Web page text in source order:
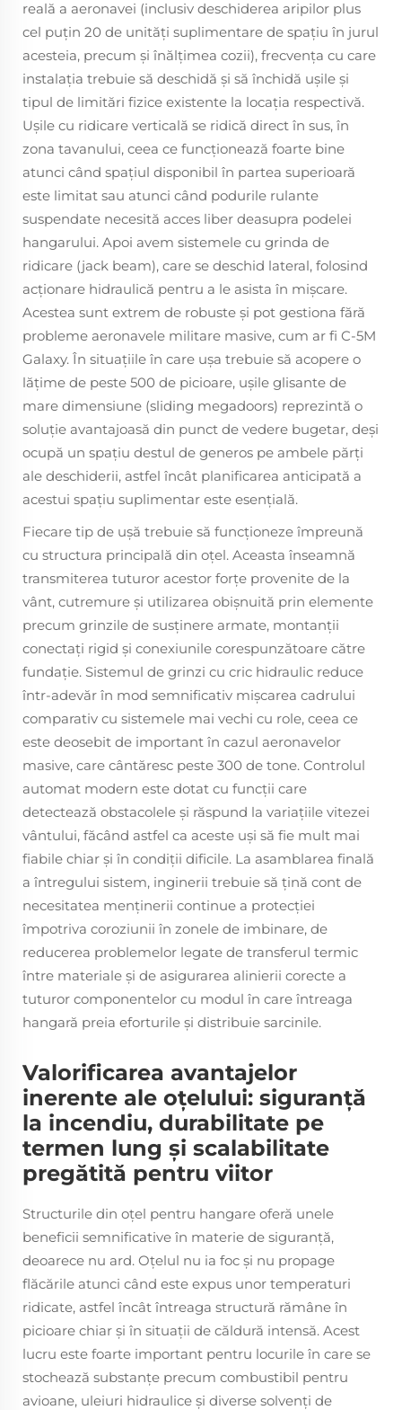
reală a aeronavei (inclusiv deschiderea aripilor plus
cel puțin 20 de unități suplimentare de spațiu în jurul
acesteia, precum și înălțimea cozii), frecvența cu care
instalația trebuie să deschidă și să închidă ușile și
tipul de limitări fizice existente la locația respectivă.
Ușile cu ridicare verticală se ridică direct în sus, în
zona tavanului, ceea ce funcționează foarte bine
atunci când spațiul disponibil în partea superioară
este limitat sau atunci când podurile rulante
suspendate necesită acces liber deasupra podelei
hangarului. Apoi avem sistemele cu grinda de
ridicare (jack beam), care se deschid lateral, folosind
acționare hidraulică pentru a le asista în mișcare.
Acestea sunt extrem de robuste și pot gestiona fără
probleme aeronavele militare masive, cum ar fi C-5M
Galaxy. În situațiile în care ușa trebuie să acopere o
lățime de peste 500 de picioare, ușile glisante de
mare dimensiune (sliding megadoors) reprezintă o
soluție avantajoasă din punct de vedere bugetar, deși
ocupă un spațiu destul de generos pe ambele părți
ale deschiderii, astfel încât planificarea anticipată a
acestui spațiu suplimentar este esențială.
Fiecare tip de ușă trebuie să funcționeze împreună
cu structura principală din oțel. Aceasta înseamnă
transmiterea tuturor acestor forțe provenite de la
vânt, cutremure și utilizarea obișnuită prin elemente
precum grinzile de susținere armate, montanții
conectați rigid și conexiunile corespunzătoare către
fundație. Sistemul de grinzi cu cric hidraulic reduce
într-adevăr în mod semnificativ mișcarea cadrului
comparativ cu sistemele mai vechi cu role, ceea ce
este deosebit de important în cazul aeronavelor
masive, care cântăresc peste 300 de tone. Controlul
automat modern este dotat cu funcții care
detectează obstacolele și răspund la variațiile vitezei
vântului, făcând astfel ca aceste uși să fie mult mai
fiabile chiar și în condiții dificile. La asamblarea finală
a întregului sistem, inginerii trebuie să țină cont de
necesitatea menținerii continue a protecției
împotriva coroziunii în zonele de imbinare, de
reducerea problemelor legate de transferul termic
între materiale și de asigurarea alinierii corecte a
tuturor componentelor cu modul în care întreaga
hangară preia eforturile și distribuie sarcinile.
Valorificarea avantajelor
inerente ale oțelului: siguranță
la incendiu, durabilitate pe
termen lung și scalabilitate
pregătită pentru viitor
Structurile din oțel pentru hangare oferă unele
beneficii semnificative în materie de siguranță,
deoarece nu ard. Oțelul nu ia foc și nu propage
flăcările atunci când este expus unor temperaturi
ridicate, astfel încât întreaga structură rămâne în
picioare chiar și în situații de căldură intensă. Acest
lucru este foarte important pentru locurile în care se
stochează substanțe precum combustibil pentru
avioane, uleiuri hidraulice și diverse solvenți de